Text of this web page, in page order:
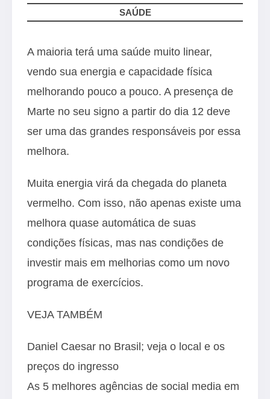
SAÚDE
A maioria terá uma saúde muito linear,
vendo sua energia e capacidade física
melhorando pouco a pouco. A presença de
Marte no seu signo a partir do dia 12 deve
ser uma das grandes responsáveis por essa
melhora.
Muita energia virá da chegada do planeta
vermelho. Com isso, não apenas existe uma
melhora quase automática de suas
condições físicas, mas nas condições de
investir mais em melhorias como um novo
programa de exercícios.
VEJA TAMBÉM
Daniel Caesar no Brasil; veja o local e os
preços do ingresso
As 5 melhores agências de social media em